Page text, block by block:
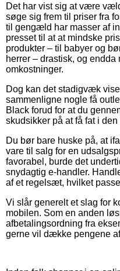
Det har vist sig at være
søge sig frem til priser fra
til gengæld har masser af
presset til at at mindske
produkter – til babyer og
herrer – drastisk, og
omkostninger.
Dog kan det stadigvæk
sammenligne nogle få
Black forud for at du
skudsikker på at få fat i
Du bør bare huske på, at
vare til salg for en
favorabel, burde det
snydagtig e-handler.
af et regelsæt, hvilket
Vi slår generelt et slag for
mobilen. Som en anden
afbetalingsordning fra
gerne vil dække pengene